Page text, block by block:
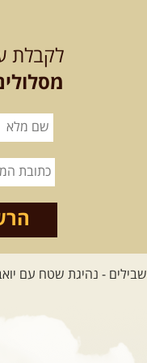
הקווקז הגבוה מחכה לכם:
בין רכס הקווקז הנמוך לגבוה,
לכל
04.09.2026
לקבלת